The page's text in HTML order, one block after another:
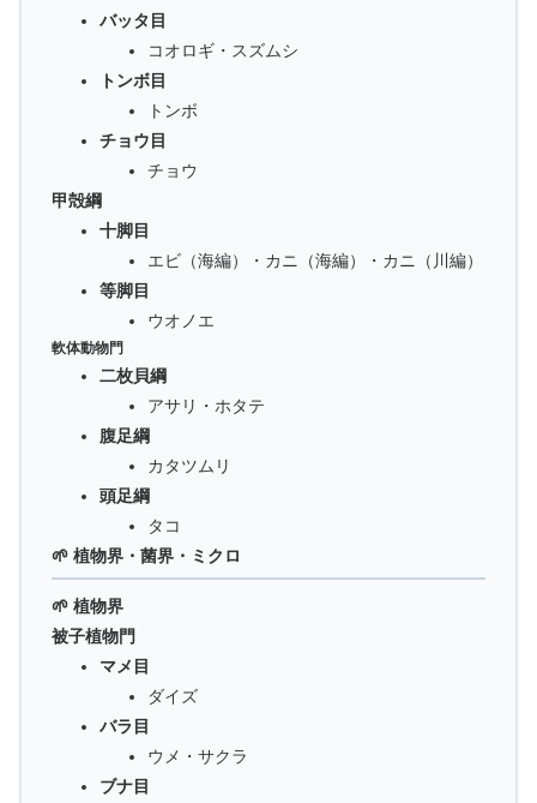
バッタ目
コオロギ・スズムシ
トンボ目
トンボ
チョウ目
チョウ
甲殻綱
十脚目
エビ（海編）・カニ（海編）・カニ（川編）
等脚目
ウオノエ
軟体動物門
二枚貝綱
アサリ・ホタテ
腹足綱
カタツムリ
頭足綱
タコ
🌱 植物界・菌界・ミクロ
🌱 植物界
被子植物門
マメ目
ダイズ
バラ目
ウメ・サクラ
ブナ目